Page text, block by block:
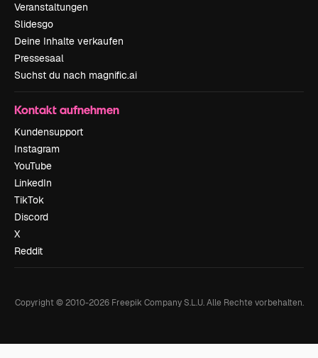
Veranstaltungen
Slidesgo
Deine Inhalte verkaufen
Pressesaal
Suchst du nach magnific.ai
Kontakt aufnehmen
Kundensupport
Instagram
YouTube
LinkedIn
TikTok
Discord
X
Reddit
Copyright © 2010-2026Freepik Company S.L.U. Alle Rechte vorbehalten.